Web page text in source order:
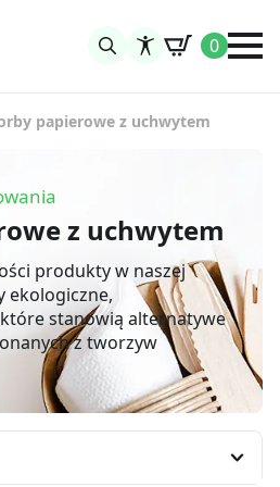
0
papierowe z uchwytem
z uchwytem
produkty w naszej
ekologiczne,
stanowią alternatywe
z tworzyw